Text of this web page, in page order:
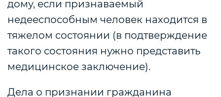
дому, если признаваемый
недееспособным человек находится в
тяжелом состоянии (в подтверждение
такого состояния нужно представить
медицинское заключение).
Дела о признании гражданина